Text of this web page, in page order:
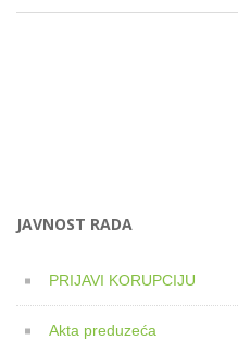
JAVNOST RADA
PRIJAVI KORUPCIJU
Akta preduzeća